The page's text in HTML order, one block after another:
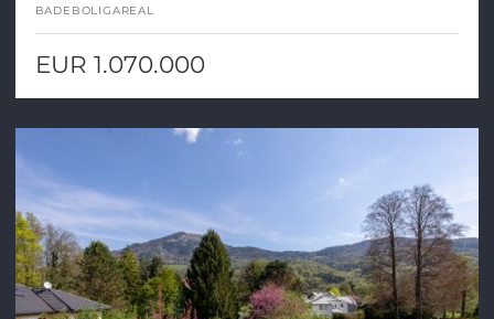
BADE BOLIGAREAL
EUR 1.070.000